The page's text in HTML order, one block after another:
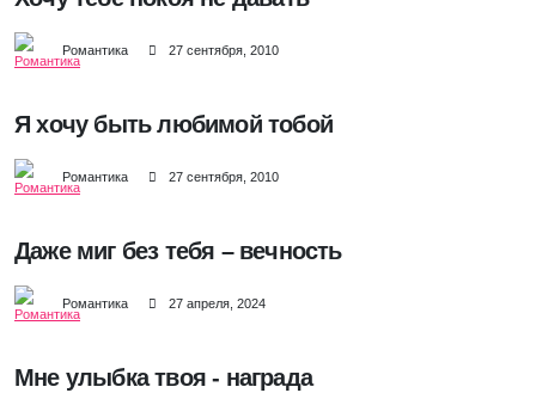
Романтика 27 сентября, 2010
Я хочу быть любимой тобой
Романтика 27 сентября, 2010
Даже миг без тебя – вечность
Романтика 27 апреля, 2024
Мне улыбка твоя - награда